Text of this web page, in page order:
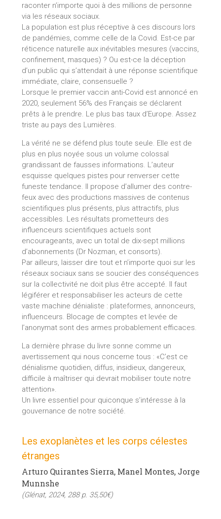
raconter n’importe quoi à des millions de personne
via les réseaux sociaux.
La population est plus réceptive à ces discours lors
de pandémies, comme celle de la Covid. Est-ce par
réticence naturelle aux inévitables mesures (vaccins,
confinement, masques) ? Ou est-ce la déception
d’un public qui s’attendait à une réponse scientifique
immédiate, claire, consensuelle ?
Lorsque le premier vaccin anti-Covid est annoncé en
2020, seulement 56% des Français se déclarent
prêts à le prendre. Le plus bas taux d’Europe. Assez
triste au pays des Lumières.
La vérité ne se défend plus toute seule. Elle est de
plus en plus noyée sous un volume colossal
grandissant de fausses informations. L’auteur
esquisse quelques pistes pour renverser cette
funeste tendance. Il propose d’allumer des contre-
feux avec des productions massives de contenus
scientifiques plus présents, plus attractifs, plus
accessibles. Les résultats prometteurs des
influenceurs scientifiques actuels sont
encourageants, avec un total de dix-sept millions
d’abonnements (Dr Nozman, et consorts).
Par ailleurs, laisser dire tout et n’importe quoi sur les
réseaux sociaux sans se soucier des conséquences
sur la collectivité ne doit plus être accepté. Il faut
légiférer et responsabiliser les acteurs de cette
vaste machine dénialiste : plateformes, annonceurs,
influenceurs. Blocage de comptes et levée de
l’anonymat sont des armes probablement efficaces.
La dernière phrase du livre sonne comme un
avertissement qui nous concerne tous : «C’est ce
dénialisme quotidien, diffus, insidieux, dangereux,
difficile à maîtriser qui devrait mobiliser toute notre
attention».
Un livre essentiel pour quiconque s’intéresse à la
gouvernance de notre société.
Les exoplanètes et les corps célestes
étranges
Arturo Quirantes Sierra, Manel Montes, Jorge
Munnshe
(Glénat, 2024, 288 p. 35,50€)